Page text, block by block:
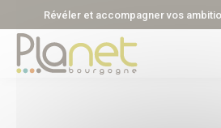
Révéler et accompagner vos